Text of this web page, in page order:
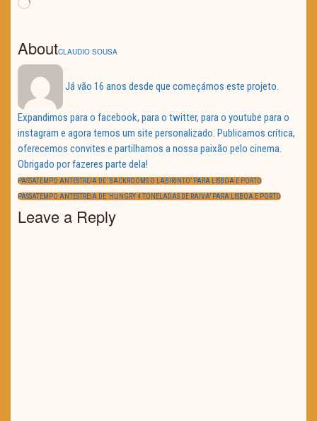
Loading…
AboutCLAUDIO SOUSA
Já vão 16 anos desde que começámos este projeto.
Expandimos para o facebook, para o twitter, para o youtube para o
instagram e agora temos um site personalizado. Publicamos crítica,
oferecemos convites e partilhamos a nossa paixão pelo cinema.
Obrigado por fazeres parte dela!
Navegação
de
artigos
PREVIOUS
PASSATEMPO ANTESTREIA DE ‘BACKROOMS O LABIRINTO’ PARA LISBOA E PORTO
NEXT
PASSATEMPO ANTESTREIA DE ‘HUNGRY 4 TONELADAS DE RAIVA’ PARA LISBOA E PORTO
Leave a Reply